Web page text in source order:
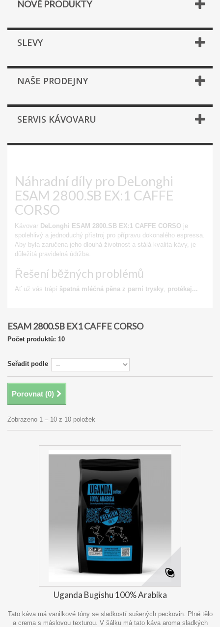
NOVÉ PRODUKTY
SLEVY
NAŠE PRODEJNY
SERVIS KÁVOVARU
Náhradní díly pro DeLonghi
ESAM 2800.SB EX:1 CAFFE
CORSO
Kávovar DeLonghi ESAM 2800.SB EX:1 CAFFE CORSO je
spolehlivý a jednoduchý přístroj pro přípravu dokonalého espressa.
Aby byla zaručena jeho dlouhá životnost a stálá kvalita kávy, je
důležitá pravidelná údržba.
Řešení běžných problémů
Ať už vás trápí špatná mléčná pěna z parní trysky, protékaj...
ESAM 2800.SB EX1 CAFFE CORSO
Počet produktů: 10
Seřadit podle
Porovnat (0)
Zobrazeno 1 – 10 z 10 položek
Uganda Bugishu 100% Arabika
Tato káva má vanilkové tóny se sladkostí sušených peckovin. Plné tělo
a crema s máslovou texturou. V šálku má tato káva aroma sladkých